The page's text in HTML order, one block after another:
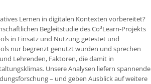
Lernen in digitalen Kontexten vorbereitet?
Begleitstudie des Co³Learn-Projekts
in Einsatz und Nutzung getestet und
nur begrenzt genutzt wurden und sprechen
Lehrenden, Faktoren, die damit in
Unsere Analysen liefern spannende
– und geben Ausblick auf weitere